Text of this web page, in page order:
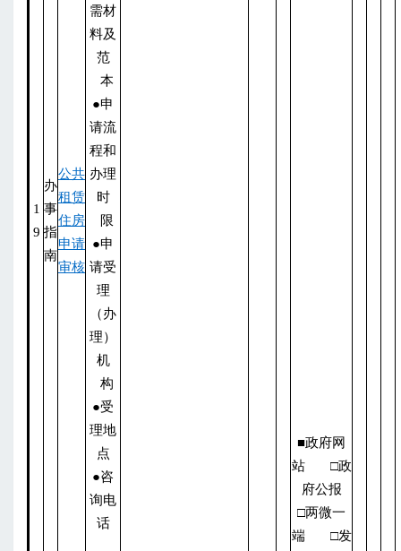
1
9
办
事
指
南
公共
租赁
住房
申请
审核
需材
料及
范
本
●申
请流
程和
办理
时
限
●申
请受
理
（办
理）
机
构
●受
理地
点
●咨
询电
话
■政府网
站 □政
府公报
□两微一
端 □发